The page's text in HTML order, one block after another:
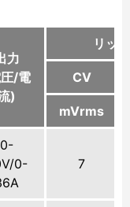
力
/電
)
リッ
CV
mVrms
0-
0-
7